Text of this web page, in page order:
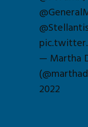
— Martha
2022